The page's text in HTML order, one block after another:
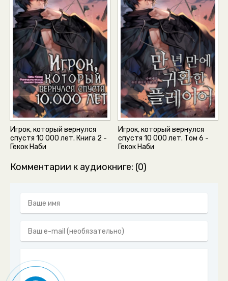
Игрок, который вернулся
спустя 10 000 лет. Книга 2 -
Гекок Наби
Игрок, который вернулся
спустя 10 000 лет. Том 6 -
Гекок Наби
Комментарии к аудиокниге: (0)